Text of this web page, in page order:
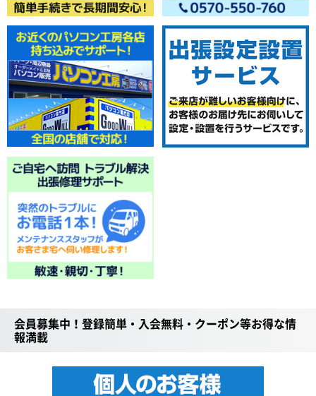
会員募集中！登録簡単・入会無料・クーポン等お得な情
報満載